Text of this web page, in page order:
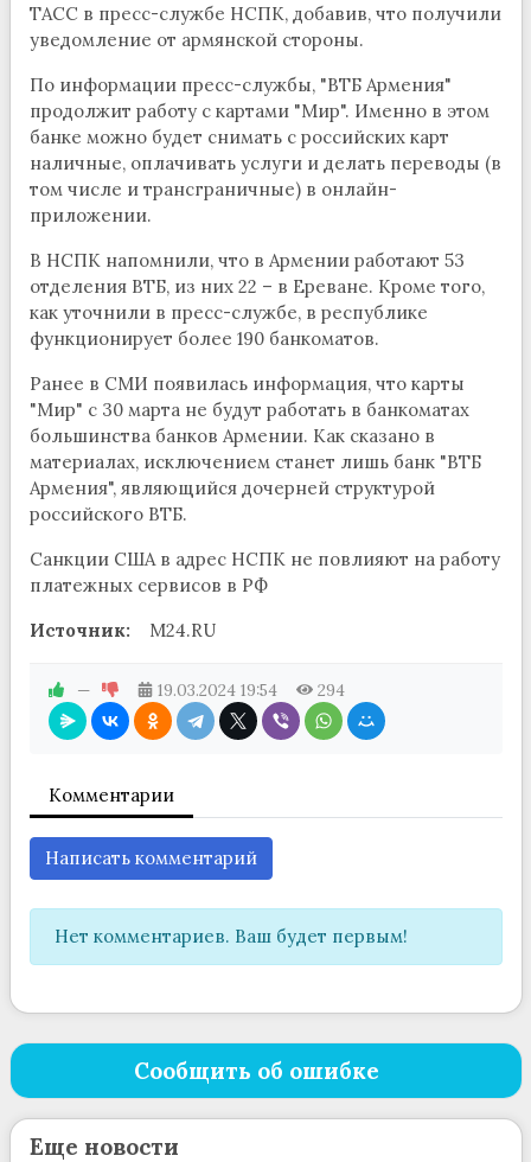
ТАСС в пресс-службе НСПК, добавив, что получили
уведомление от армянской стороны.
По информации пресс-службы, "ВТБ Армения"
продолжит работу с картами "Мир". Именно в этом
банке можно будет снимать с российских карт
наличные, оплачивать услуги и делать переводы (в
том числе и трансграничные) в онлайн-
приложении.
В НСПК напомнили, что в Армении работают 53
отделения ВТБ, из них 22 – в Ереване. Кроме того,
как уточнили в пресс-службе, в республике
функционирует более 190 банкоматов.
Ранее в СМИ появилась информация, что карты
"Мир" с 30 марта не будут работать в банкоматах
большинства банков Армении. Как сказано в
материалах, исключением станет лишь банк "ВТБ
Армения", являющийся дочерней структурой
российского ВТБ.
Санкции США в адрес НСПК не повлияют на работу
платежных сервисов в РФ
Источник:
M24.RU
— 19.03.2024 19:54 294
Комментарии
Написать комментарий
Нет комментариев. Ваш будет первым!
Сообщить об ошибке
Еще новости